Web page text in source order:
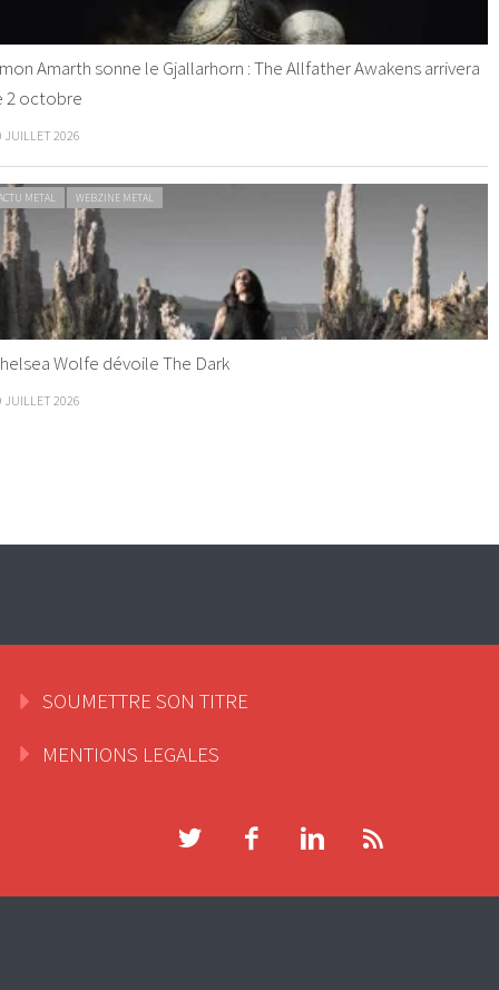
Amarth sonne le Gjallarhorn : The Allfather Awakens arrivera
2 octobre
JUILLET 2026
METAL WEBZINE METAL
Wolfe dévoile The Dark
JUILLET 2026
SOUMETTRE SON TITRE
MENTIONS LEGALES